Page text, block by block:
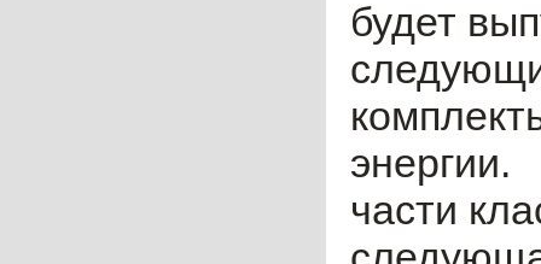
будет
энергии.
части